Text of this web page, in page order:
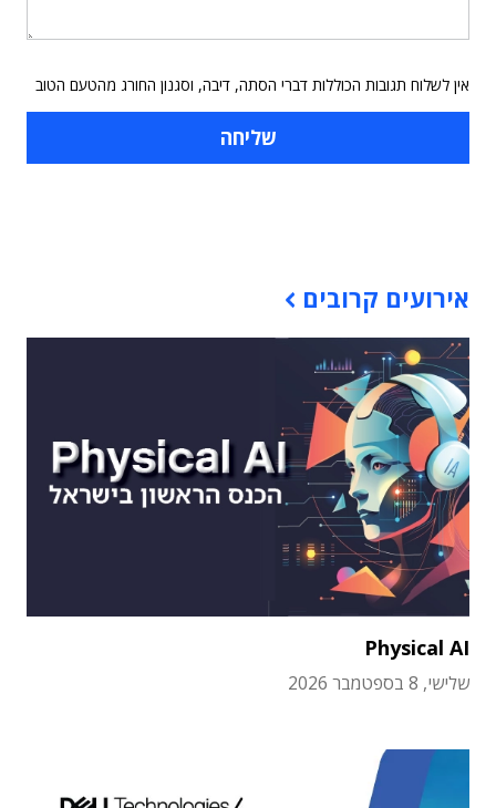
אין לשלוח תגובות הכוללות דברי הסתה, דיבה, וסגנון החורג מהטעם הטוב
אירועים קרובים
Physical AI
שלישי, 8 בספטמבר 2026